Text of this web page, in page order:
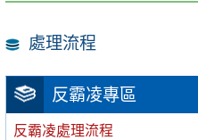
區
反霸凌專區
反霸凌處理流程
處理流程